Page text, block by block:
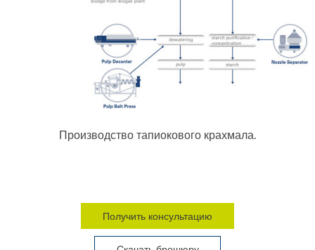
Производство тапиокового крахмала.
Получить консультацию